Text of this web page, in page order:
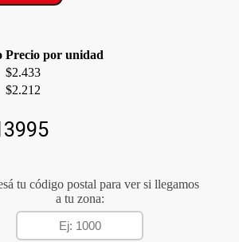
Precio por unidad
$2.433
$2.212
tu código postal para ver si llegamos
a tu zona: